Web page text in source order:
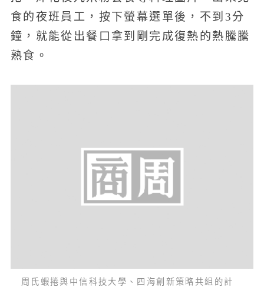
食的夜班員工，按下螢幕選單後，不到3分
鐘，就能從出餐口拿到剛完成復熱的熱騰騰
熟食。
周氏蝦捲與中信科技大學、四海創新策略共組的計